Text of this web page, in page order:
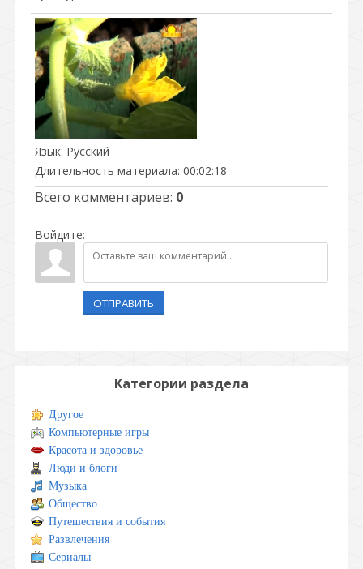
Язык: Русский
Длительность материала: 00:02:18
Всего комментариев: 0
Войдите:
ОТПРАВИТЬ
Категории раздела
Другое
Компьютерные игры
Красота и здоровье
Люди и блоги
Музыка
Общество
Путешествия и события
Развлечения
Сериалы